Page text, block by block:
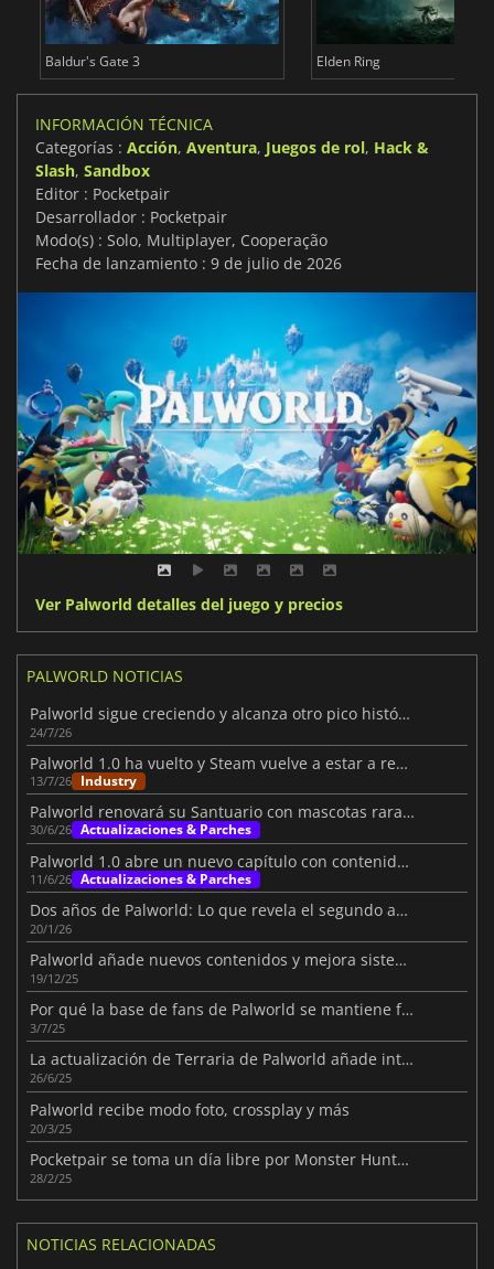
Baldur's Gate 3 Elden Ring
INFORMACIÓN TÉCNICA
Categorías : Acción, Aventura, Juegos de rol, Hack &
Slash, Sandbox
Editor : Pocketpair
Desarrollador : Pocketpair
Modo(s) : Solo, Multiplayer, Cooperação
Fecha de lanzamiento : 9 de julio de 2026
Ver Palworld detalles del juego y precios
PALWORLD NOTICIAS
Palworld sigue creciendo y alcanza otro pico histórico de jugadores
24/7/26
Palworld 1.0 ha vuelto y Steam vuelve a estar a rebosar
13/7/26 Industry
Palworld renovará su Santuario con mascotas raras, drones y caos
30/6/26 Actualizaciones & Parches
Palworld 1.0 abre un nuevo capítulo con contenidos masivos
11/6/26 Actualizaciones & Parches
Dos años de Palworld: Lo que revela el segundo aniversario
20/1/26
Palworld añade nuevos contenidos y mejora sistemas clave
19/12/25
Por qué la base de fans de Palworld se mantiene fuerte y estable
3/7/25
La actualización de Terraria de Palworld añade interesantes novedades
26/6/25
Palworld recibe modo foto, crossplay y más
20/3/25
Pocketpair se toma un día libre por Monster Hunter Wilds
28/2/25
NOTICIAS RELACIONADAS